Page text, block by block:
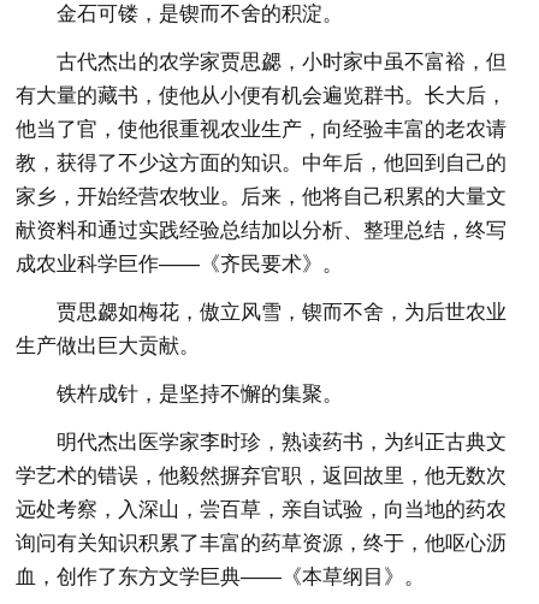
金石可镂，是锲而不舍的积淀。
古代杰出的农学家贾思勰，小时家中虽不富裕，但
有大量的藏书，使他从小便有机会遍览群书。长大后，
他当了官，使他很重视农业生产，向经验丰富的老农请
教，获得了不少这方面的知识。中年后，他回到自己的
家乡，开始经营农牧业。后来，他将自己积累的大量文
献资料和通过实践经验总结加以分析、整理总结，终写
成农业科学巨作——《齐民要术》。
贾思勰如梅花，傲立风雪，锲而不舍，为后世农业
生产做出巨大贡献。
铁杵成针，是坚持不懈的集聚。
明代杰出医学家李时珍，熟读药书，为纠正古典文
学艺术的错误，他毅然摒弃官职，返回故里，他无数次
远处考察，入深山，尝百草，亲自试验，向当地的药农
询问有关知识积累了丰富的药草资源，终于，他呕心沥
血，创作了东方文学巨典——《本草纲目》。